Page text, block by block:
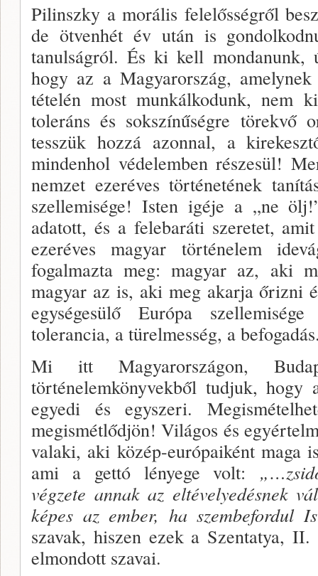
Pilinszky a morális felelősségről
de ötvenhét év után is
tanulságról. És ki kell mondanunk,
hogy az a Magyarország, amely­nek
tételén most munkálkodunk, nem
toleráns és sokszínű­ségre törekvő
tesszük hozzá azonnal, a
mindenhol vé­delemben részesül!
nemzet ezeréves történetének
szelle­misége! Isten igéje a „ne
adatott, és a felebaráti szeretet,
ezeréves magyar történelem
fogalmazta meg: ma­gyar az, aki
magyar az is, aki meg akarja őrizni
egységesülő Európa
tolerancia, a türelmesség, a
Mi itt Magyarországon,
történelemkönyvekből tudjuk,
egyedi és egyszeri.
megismétlődjön! Vi­lágos és
valaki, aki közép-európaiként ma­ga
ami a gettó lényege volt:
végzete annak az eltéve­lyedésnek
képes az ember, ha szembefordul
szavak, hi­szen ezek a Szentatya, II.
elmondott szavai.